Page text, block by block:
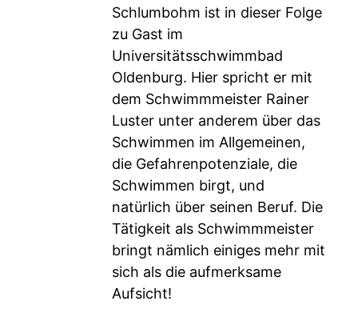
Schlumbohm ist in dieser Folge
zu Gast im
Universitätsschwimmbad
Oldenburg. Hier spricht er mit
dem Schwimmmeister Rainer
Luster unter anderem über das
Schwimmen im Allgemeinen,
die Gefahrenpotenziale, die
Schwimmen birgt, und
natürlich über seinen Beruf. Die
Tätigkeit als Schwimmmeister
bringt nämlich einiges mehr mit
sich als die aufmerksame
Aufsicht!